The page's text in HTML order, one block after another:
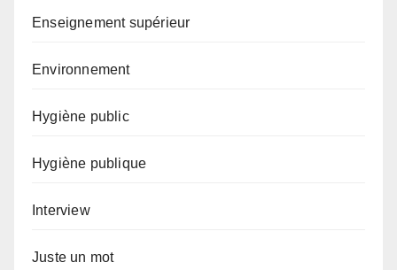
Enseignement supérieur
Environnement
Hygiène public
Hygiène publique
Interview
Juste un mot